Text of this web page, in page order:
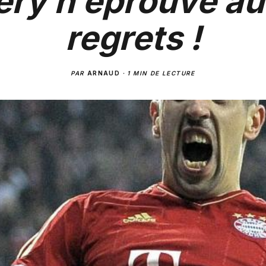
regrets !
PAR ARNAUD · 1 MIN DE LECTURE